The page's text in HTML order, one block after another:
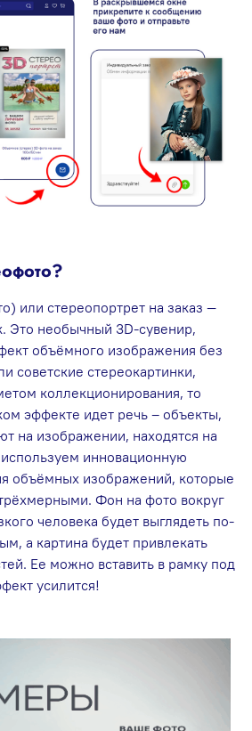
или стереопортрет на заказ —
Это необычный 3D-сувенир,
объёмного изображения без
советские стереокартинки,
коллекционирования, то
эффекте идет речь – объекты,
на изображении, находятся на
инновационную
объёмных изображений, которые
Фон на фото вокруг
человека будет выглядеть по-
а картина будет привлекать
Ее можно вставить в рамку под
усилится!